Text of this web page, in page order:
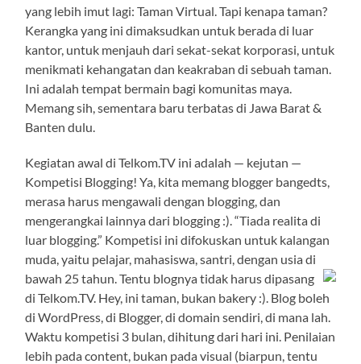
yang lebih imut lagi: Taman Virtual. Tapi kenapa taman?
Kerangka yang ini dimaksudkan untuk berada di luar
kantor, untuk menjauh dari sekat-sekat korporasi, untuk
menikmati kehangatan dan keakraban di sebuah taman.
Ini adalah tempat bermain bagi komunitas maya.
Memang sih, sementara baru terbatas di Jawa Barat &
Banten dulu.
Kegiatan awal di Telkom.TV ini adalah — kejutan —
Kompetisi Blogging! Ya, kita memang blogger bangedts,
merasa harus mengawali dengan blogging, dan
mengerangkai lainnya dari blogging :). “Tiada realita di
luar blogging.” Kompetisi ini difokuskan untuk kalangan
muda, yaitu pelajar, mahasiswa, santri, dengan usia di
bawah 25 tahun.Tentu blognya tidak harus dipasang
di Telkom.TV. Hey, ini taman, bukan bakery :). Blog boleh
di WordPress, di Blogger, di domain sendiri, di mana lah.
Waktu kompetisi 3 bulan, dihitung dari hari ini. Penilaian
lebih pada content, bukan pada visual (biarpun, tentu